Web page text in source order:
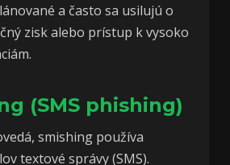
a často sa usilujú o
zisk alebo prístup k vysoko
(SMS phishing)
smishing používa
textové správy (SMS).